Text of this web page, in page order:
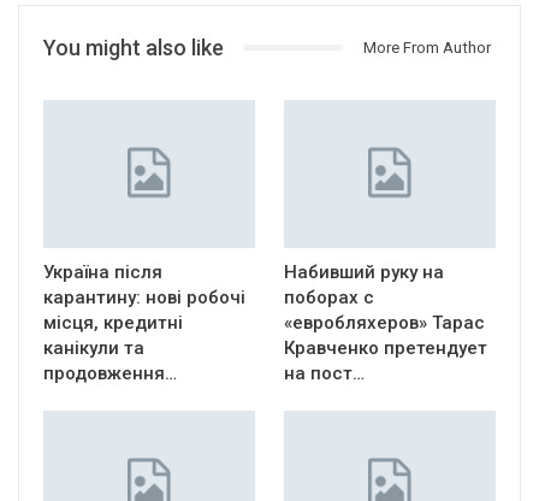
You might also like More From Author
Україна після
карантину: нові робочі
місця, кредитні
канікули та
продовження…
Набивший руку на
поборах с
«евробляхеров» Тарас
Кравченко претендует
на пост…